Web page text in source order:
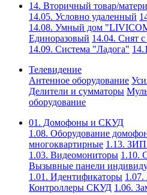
14. Вторичный товар/
14.05. Условно удаленный
14.08. Умный дом
Единоразовый 14.04. Снят
14.09. Система "Ладога"
Телевидение
Антенное оборудование
Делители и сумматоры
оборудование
01. Домофоны и СКУД
1.08. Оборудование
многоквартирные 1.13.
1.03. Видеомониторы 1.10.
Вызывные панели
1.01. Идентификаторы
Контроллеры СКУД 1.06.